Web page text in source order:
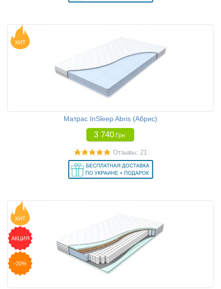
ХИТ
Матрас InSleep Abris (Абрис)
3 740 Грн
Отзывы: 21
ХИТ
АКЦИЯ
-20%